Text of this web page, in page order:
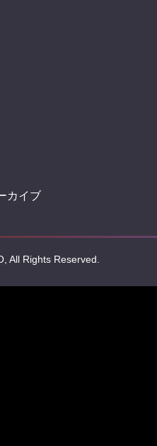
カイブ
All Rights Reserved.